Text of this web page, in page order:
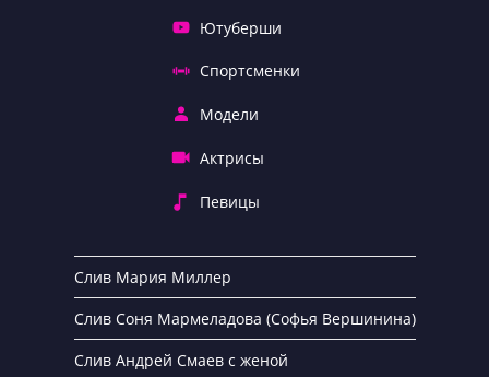
Ютуберши
Спортсменки
Модели
Актрисы
Певицы
Слив Мария Миллер
Слив Соня Мармеладова (Софья Вершинина)
Слив Андрей Смаев с женой